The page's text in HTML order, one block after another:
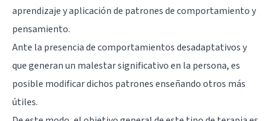
aprendizaje y aplicación de patrones de comportamiento y
pensamiento.
Ante la presencia de comportamientos desadaptativos y
que generan un malestar significativo en la persona, es
posible modificar dichos patrones enseñando otros más
útiles.